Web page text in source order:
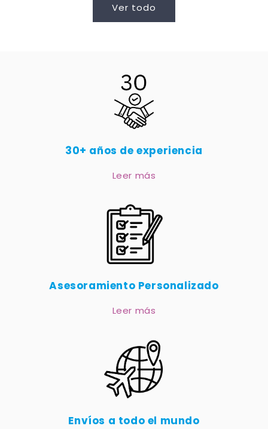
Ver todo
30+ años de experiencia
Leer más
Asesoramiento Personalizado
Leer más
Envíos a todo el mundo